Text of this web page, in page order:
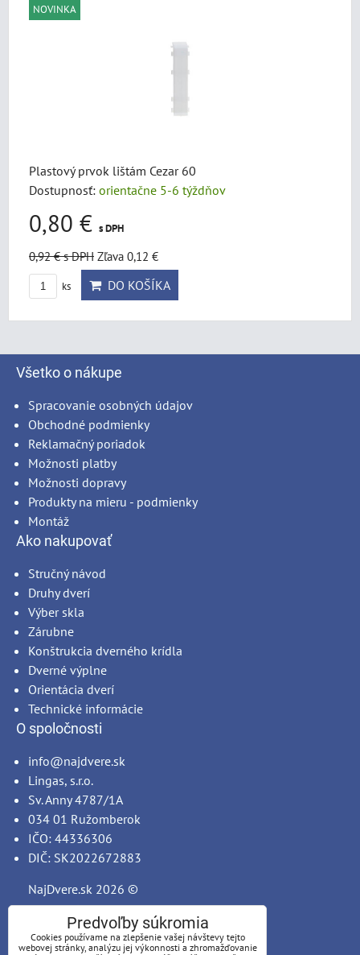
NOVINKA
Plastový prvok lištám Cezar 60
Dostupnosť: orientačne 5-6 týždňov
0,80 € s DPH
0,92 €s DPH Zľava 0,12 €
ks DO KOŠÍKA
Všetko o nákupe
Spracovanie osobných údajov
Obchodné podmienky
Reklamačný poriadok
Možnosti platby
Možnosti dopravy
Produkty na mieru - podmienky
Montáž
Ako nakupovať
Stručný návod
Druhy dverí
Výber skla
Zárubne
Konštrukcia dverného krídla
Dverné výplne
Orientácia dverí
Technické informácie
O spoločnosti
info@najdvere.sk
Lingas, s.r.o.
Sv. Anny 4787/1A
034 01 Ružomberok
IČO: 44336306
DIČ: SK2022672883
NajDvere.sk 2026 ©
Predvoľby súkromia
Cookies používame na zlepšenie vašej návštevy tejto
webovej stránky, analýzu jej výkonnosti a zhromažďovanie